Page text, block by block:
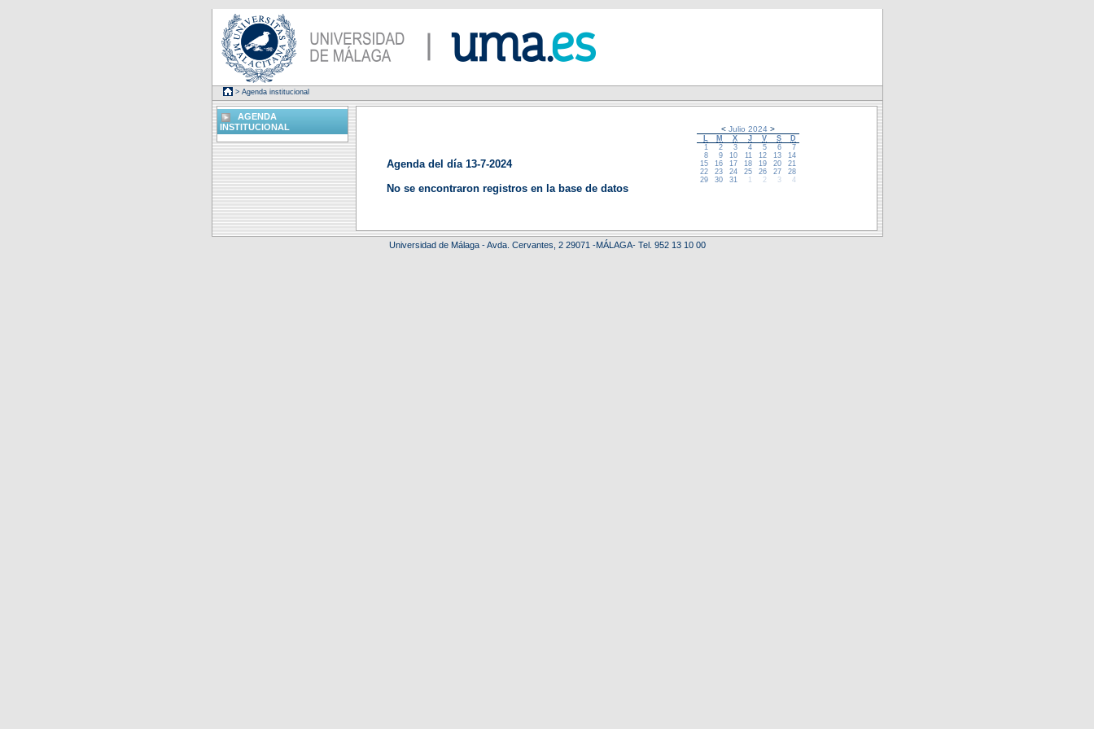
> Agenda institucional
Agenda del día 13-7-2024
No se encontraron registros en la base de datos
<Julio 2024 >
M X J V S
D
1
2 3 4 5 6
7
8
9 10 11 12 13
14
15
16 17 18 19 20
21
22
23 24 25 26 27
28
29
30 31 1 2 3 4
AGENDA
INSTITUCIONAL
Universidad de Málaga - Avda. Cervantes, 2 29071 -MÁLAGA- Tel. 952 13 10 00